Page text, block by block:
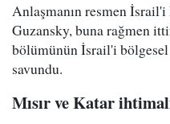
Anlaşmanın resmen İsrail'i
Guzansky, buna rağmen
bölümünün İsrail'i
savundu.
Mısır ve Katar